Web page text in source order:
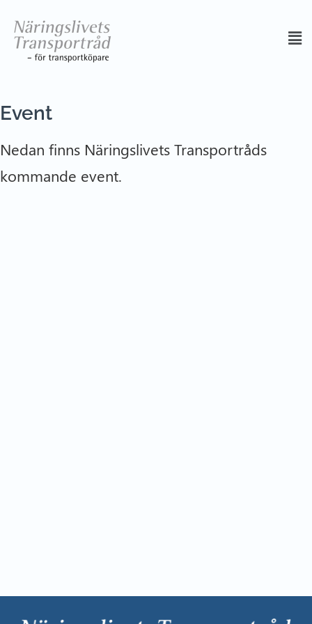
Event
Nedan finns Näringslivets Transportråds
kommande event.